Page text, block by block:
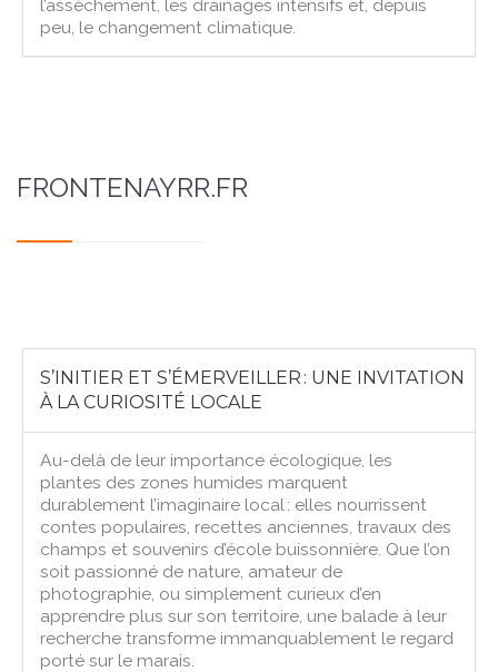
l’assèchement, les drainages intensifs et, depuis
peu, le changement climatique.
FRONTENAYRR.FR
S’INITIER ET S’ÉMERVEILLER : UNE INVITATION
À LA CURIOSITÉ LOCALE
Au-delà de leur importance écologique, les
plantes des zones humides marquent
durablement l’imaginaire local : elles nourrissent
contes populaires, recettes anciennes, travaux des
champs et souvenirs d’école buissonnière. Que l’on
soit passionné de nature, amateur de
photographie, ou simplement curieux d’en
apprendre plus sur son territoire, une balade à leur
recherche transforme immanquablement le regard
porté sur le marais.